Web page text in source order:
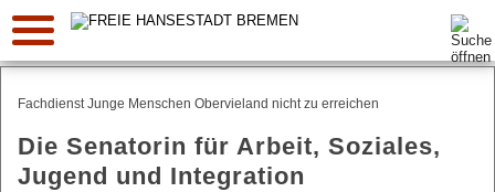
Suche:
Fachdienst Junge Menschen Obervieland nicht zu erreichen
Die Senatorin für Arbeit, Soziales,
Jugend und Integration